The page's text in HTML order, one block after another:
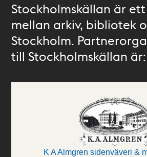
Stockholmskällan är
mellan arkiv, bibliotek
Stockholm.
till Stockholmskällan är:
K A Almgren sidenväveri &